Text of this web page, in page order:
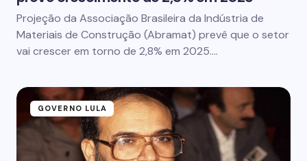
Projeção da Associação Brasileira da Indústria de
Materiais de Construção (Abramat) prevê que o setor
vai crescer em torno de 2,8% em 2025.…
GOVERNO LULA